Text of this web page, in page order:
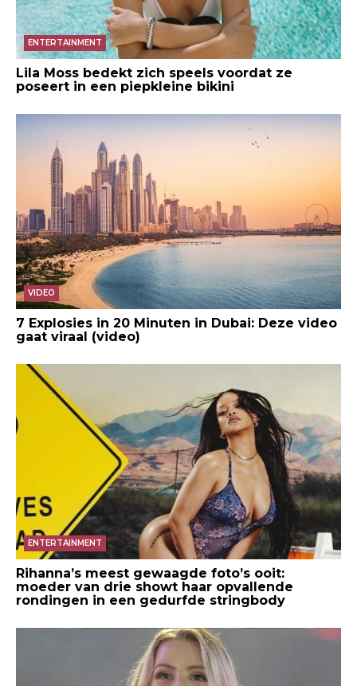
ENTERTAINMENT
Lila Moss bedekt zich speels voordat ze
poseert in een piepkleine bikini
VIDEO
7 Explosies in 20 Minuten in Dubai: Deze video
gaat viraal (video)
ENTERTAINMENT
Rihanna’s meest gewaagde foto’s ooit:
moeder van drie showt haar opvallende
rondingen in een gedurfde stringbody